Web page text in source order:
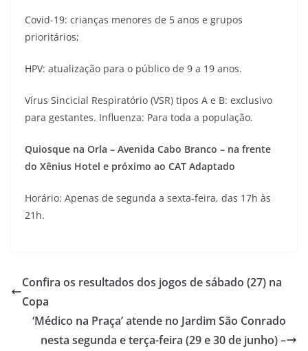
Covid-19: crianças menores de 5 anos e grupos
prioritários;
HPV: atualização para o público de 9 a 19 anos.
Vírus Sincicial Respiratório (VSR) tipos A e B: exclusivo
para gestantes. Influenza: Para toda a população.
Quiosque na Orla – Avenida Cabo Branco – na frente
do Xênius Hotel e próximo ao CAT Adaptado
Horário: Apenas de segunda a sexta-feira, das 17h às
21h.
Confira os resultados dos jogos de sábado (27) na
Copa
‘Médico na Praça’ atende no Jardim São Conrado
nesta segunda e terça-feira (29 e 30 de junho) –